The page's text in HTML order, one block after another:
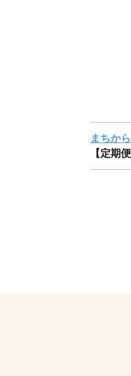
まちか
【定期